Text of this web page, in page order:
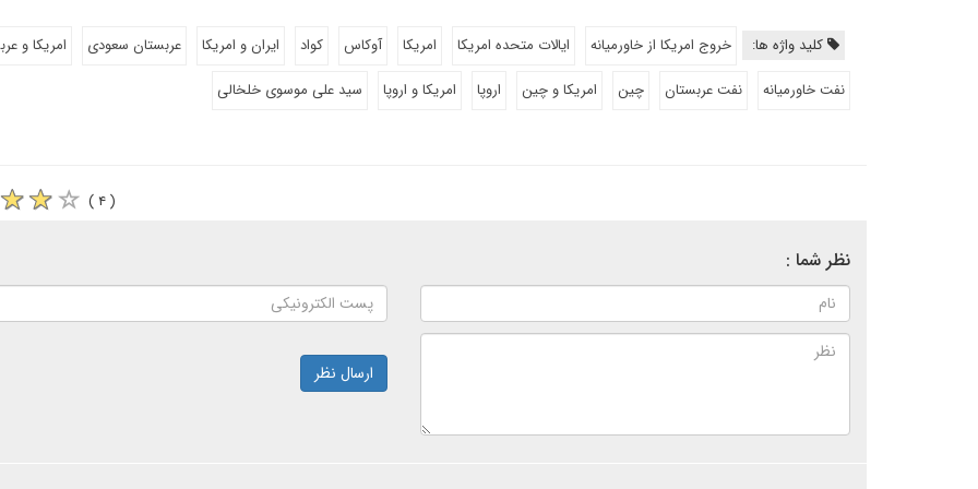
کلید واژه ها: خروج امریکا از خاورمیانه ایالات متحده امریکا امریکا آوکاس کواد ایران و امریکا عربستان سعودی
امریکا و
نفت خاورمیانه
نفت عربستان چین امریکا و چین اروپا امریکا و اروپا سید علی موسوی خلخالی
( ۴ )
نظر شما :
ارسال نظر